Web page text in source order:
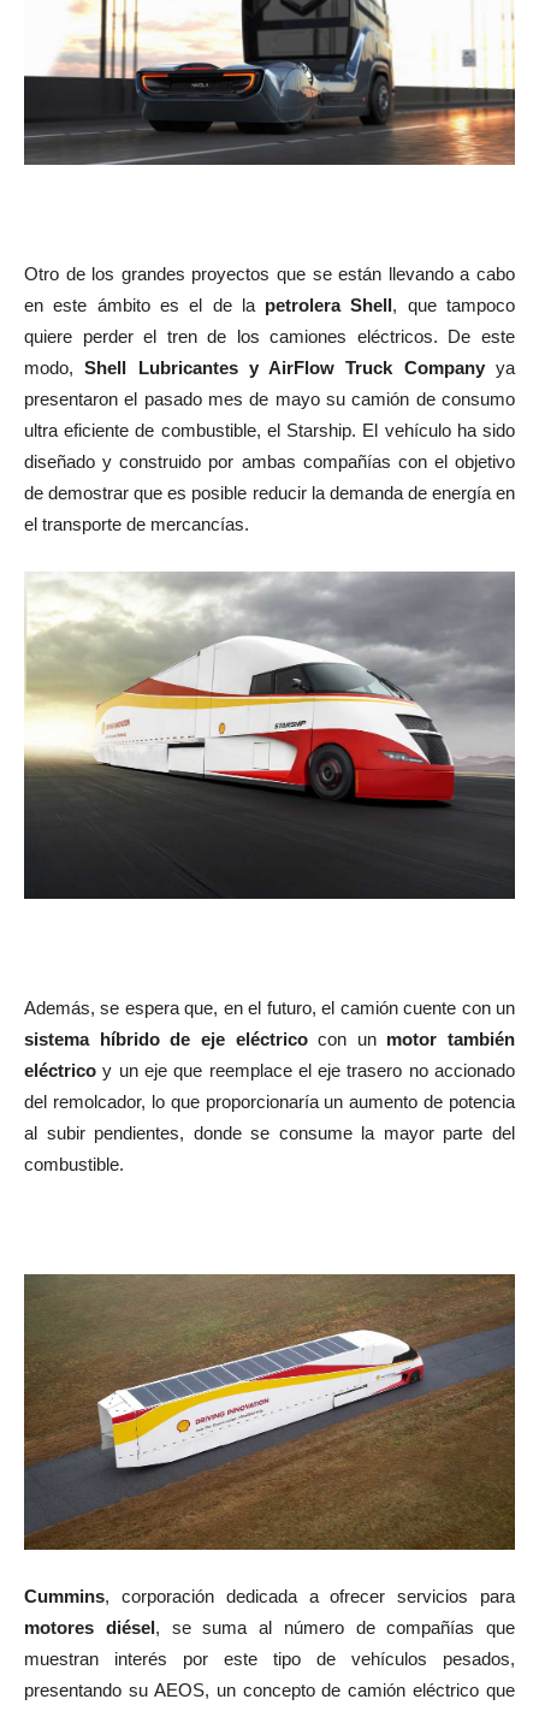
Otro de los grandes proyectos que se están llevando a cabo
en este ámbito es el de la petrolera Shell, que tampoco
quiere perder el tren de los camiones eléctricos. De este
modo,Shell Lubricantes y AirFlow Truck Companyya
presentaron el pasado mes de mayo su camión de consumo
ultra eficiente de combustible, el Starship. El vehículo ha sido
diseñado y construido por ambas compañías con el objetivo
de demostrar que es posible reducir la demanda de energía en
el transporte de mercancías.
Además, se espera que, en el futuro, el camión cuente con un
sistema híbrido de eje eléctricocon un motor también
eléctrico y un eje que reemplace el eje trasero no accionado
del remolcador, lo que proporcionaría un aumento de potencia
al subir pendientes, donde se consume la mayor parte del
combustible.
Cummins, corporación dedicada a ofrecer servicios para
motores diésel, se suma al número de compañías que
muestran interés por este tipo de vehículos pesados,
presentando su AEOS, un concepto de camión eléctrico que